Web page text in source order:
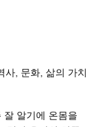
사, 문화, 삶의 가치
잘 알기에 온몸을